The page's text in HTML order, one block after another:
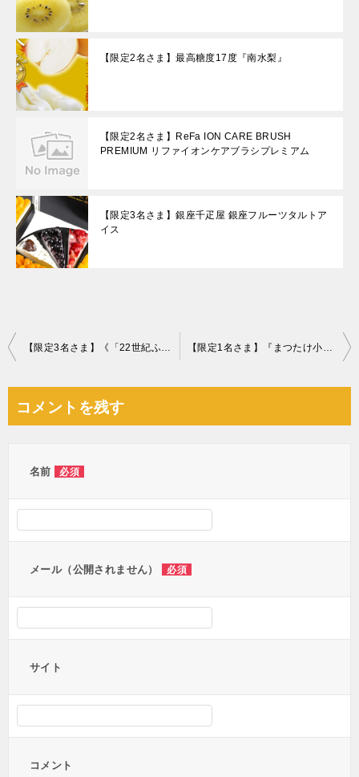
【限定2名さま】最高糖度17度『南水梨』
【限定2名さま】ReFa ION CARE BRUSH
PREMIUM リファイオンケアブラシプレミアム
【限定3名さま】銀座千疋屋 銀座フルーツタルトア
イス
投
ビ
コメントを残す
名前 必須
メール（公開されません） 必須
サイト
コメント